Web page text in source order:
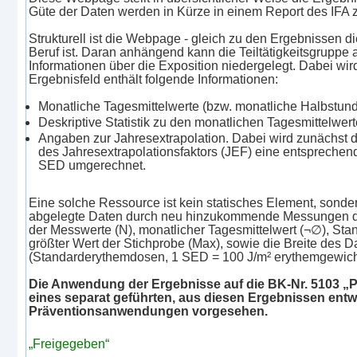
Güte der Daten werden in Kürze in einem Report des IFA
Strukturell ist die Webpage - gleich zu den Ergebnissen
Beruf ist. Daran anhängend kann die
Informationen über die Exposition niedergelegt. Dabei
Ergebnisfeld enthält folgende Informationen:
Monatliche Tagesmittelwerte (bzw. monatliche
Deskriptive Statistik zu den monatlichen
Angaben zur Jahresextrapolation. Dabei wird zunächst
des Jahresextrapolationsfaktors (JEF) eine
SED umgerechnet.
Eine solche Ressource ist kein statisches Element,
abgelegte Daten durch neu hinzukommende
der Messwerte (N), monatlicher Tagesmittelwert (¬∅),
größter Wert der Stichprobe (Max), sowie die Breite des
(Standarderythemdosen, 1 SED = 100 J/m²
Die Anwendung der Ergebnisse auf die BK-Nr. 5103
eines separat geführten, aus diesen Ergebnissen
Präventionsanwendungen vorgesehen.
„Freigegeben“